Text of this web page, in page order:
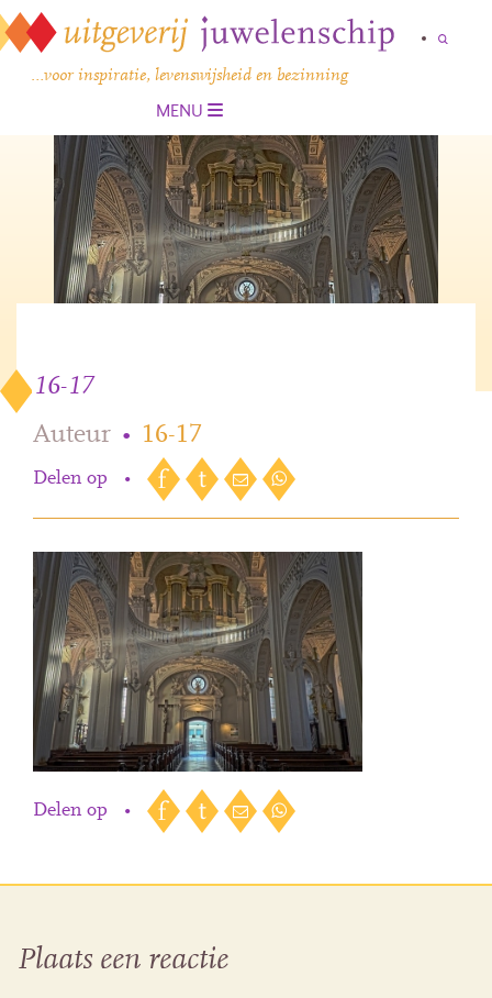
…voor inspiratie, levenswijsheid en bezinning
MENU
16-17
Auteur • 16-17
Delen op •
Delen op •
Plaats een reactie